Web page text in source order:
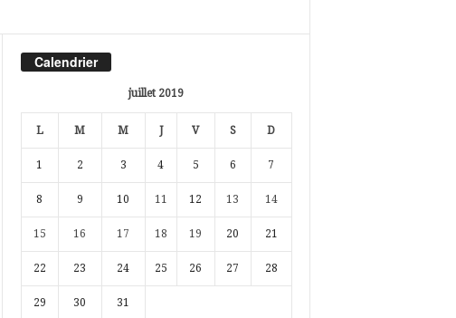
Calendrier
juillet 2019
L M M J V S D
1 2 3 4 5 6 7
8 9 10 11 12 13 14
15 16 17 18 19 20 21
22 23 24 25 26 27 28
29 30 31